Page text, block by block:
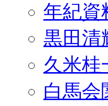
年紀資
黒田清
久米桂
白馬会